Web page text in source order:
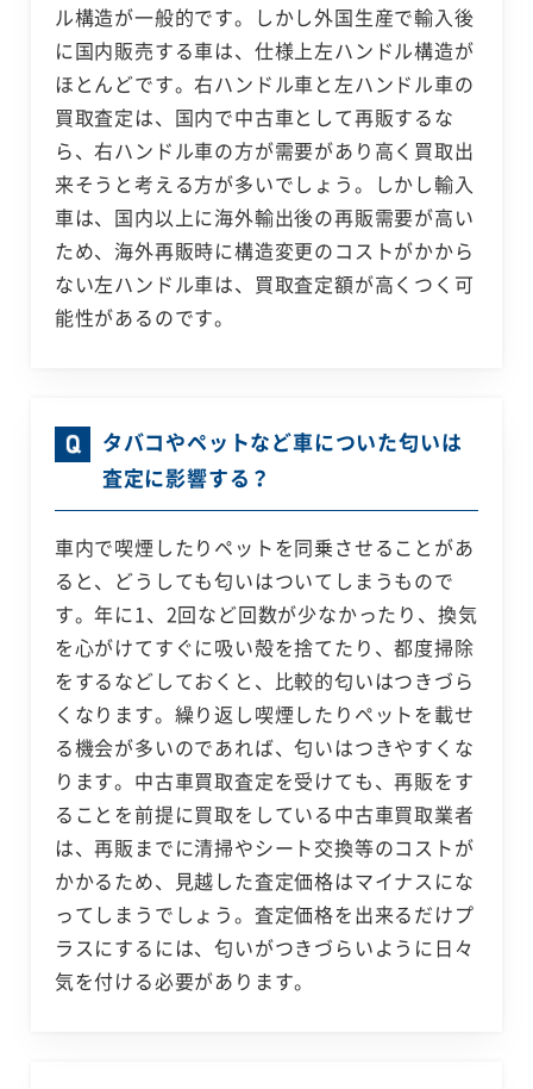
ル構造が一般的です。しかし外国生産で輸入後
に国内販売する車は、仕様上左ハンドル構造が
ほとんどです。右ハンドル車と左ハンドル車の
買取査定は、国内で中古車として再販するな
ら、右ハンドル車の方が需要があり高く買取出
来そうと考える方が多いでしょう。しかし輸入
車は、国内以上に海外輸出後の再販需要が高い
ため、海外再販時に構造変更のコストがかから
ない左ハンドル車は、買取査定額が高くつく可
能性があるのです。
タバコやペットなど車についた匂いは
査定に影響する？
車内で喫煙したりペットを同乗させることがあ
ると、どうしても匂いはついてしまうもので
す。年に1、2回など回数が少なかったり、換気
を心がけてすぐに吸い殻を捨てたり、都度掃除
をするなどしておくと、比較的匂いはつきづら
くなります。繰り返し喫煙したりペットを載せ
る機会が多いのであれば、匂いはつきやすくな
ります。中古車買取査定を受けても、再販をす
ることを前提に買取をしている中古車買取業者
は、再販までに清掃やシート交換等のコストが
かかるため、見越した査定価格はマイナスにな
ってしまうでしょう。査定価格を出来るだけプ
ラスにするには、匂いがつきづらいように日々
気を付ける必要があります。